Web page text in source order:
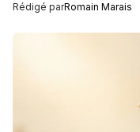
Rédigé parRomain Marais